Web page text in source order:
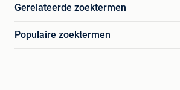
Gerelateerde zoektermen
Populaire zoektermen